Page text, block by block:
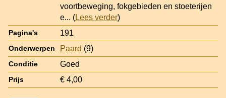
voortbeweging, fokgebieden en stoeterijen
e... (Lees verder)
Pagina's 191
Onderwerpen Paard (9)
Conditie Goed
Prijs € 4,00